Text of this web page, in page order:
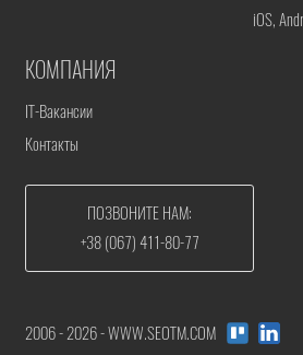
iOS,
КОМПАНИЯ
IT-Вакансии
Контакты
ПОЗВОНИТЕ НАМ:
+38 (067) 411-80-77
2006 - 2026 - WWW.SEOTM.COM